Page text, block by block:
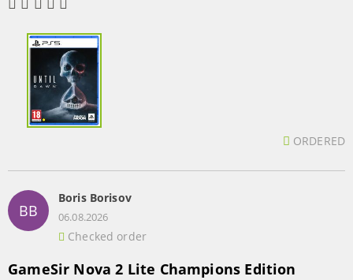
ORDERED
BB
Boris Borisov
06.08.2026
Checked order
GameSir Nova 2 Lite Champions Edition